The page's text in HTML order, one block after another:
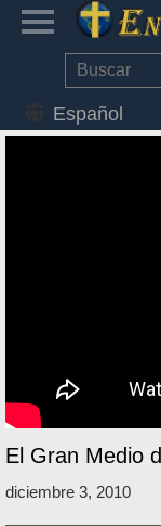
El Gran Medio
diciembre 3, 2010